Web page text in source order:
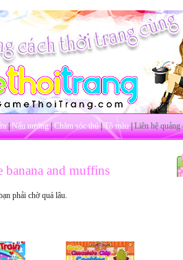
|Nấu nướng|Chăm sóc thú|Tô màu|Liên hệ quảng
banana and muffins
phải chờ quá lâu.